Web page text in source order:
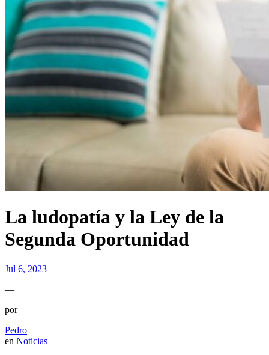
La ludopatía y la Ley de la
Segunda Oportunidad
Jul 6, 2023
—
por
Pedro
en Noticias